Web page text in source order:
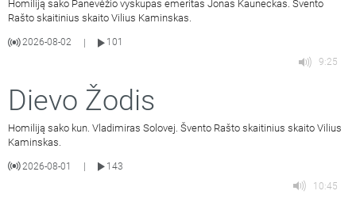
Homiliją sako Panevėžio vyskupas emeritas Jonas Kauneckas. Švento
Rašto skaitinius skaito Vilius Kaminskas.
2026-08-02
101
9:25
Dievo Žodis
Homiliją sako kun. Vladimiras Solovej. Švento Rašto skaitinius skaito Vilius
Kaminskas.
2026-08-01
143
10:45